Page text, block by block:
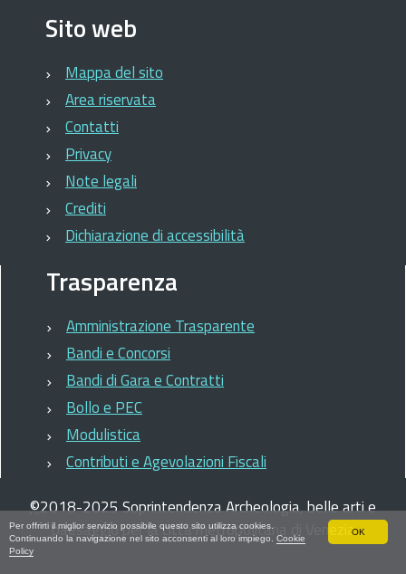
Per offrirti il miglior servizio possibile questo sito utilizza cookies.
Continuando la navigazione nel sito acconsenti al loro impiego. Cookie
Policy
OK
Sito web
Mappa del sito
Area riservata
Contatti
Privacy
Note legali
Crediti
Dichiarazione di accessibilità
Trasparenza
Amministrazione Trasparente
Bandi e Concorsi
Bandi di Gara e Contratti
Bollo e PEC
Modulistica
Contributi e Agevolazioni Fiscali
©2018-2025Soprintendenza Archeologia, belle arti e
paesaggio per la città metropolitana di Venezia